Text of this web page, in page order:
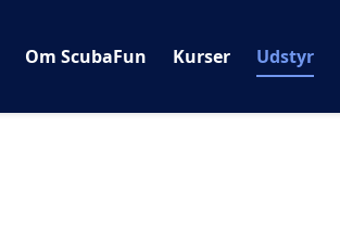
Om ScubaFun Kurser Udstyr